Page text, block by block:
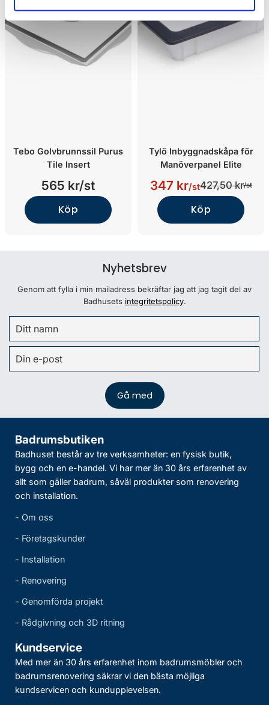
Tebo Golvbrunnssil Purus
Tile Insert
565 kr/st
Köp
Tylö Inbyggnadskåpa för
Manöverpanel Elite
347 kr/st427,50 kr/st
Köp
Nyhetsbrev
Genom att fylla i min mailadress bekräftar jag att jag tagit del av
Badhusets integritetspolicy.
Badrumsbutiken
Badhuset består av tre verksamheter: en fysisk butik,
bygg och en e-handel. Vi har mer än 30 års erfarenhet av
allt som gäller badrum, såväl produkter som renovering
och installation.
- Om oss
- Företagskunder
- Installation
- Renovering
- Genomförda projekt
- Rådgivning och 3D ritning
Kundservice
Med mer än 30 års erfarenhet inom badrumsmöbler och
badrumsrenovering säkrar vi den bästa möjliga
kundservicen och kundupplevelsen.